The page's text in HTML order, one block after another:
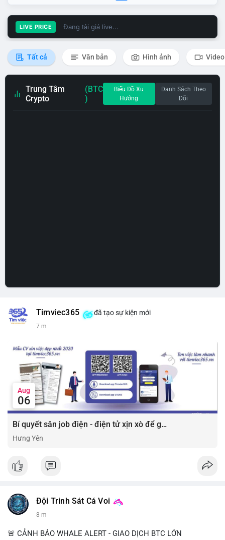
LIVE PRICE Đang tải giá live...
Tất cả Văn bản Hình ảnh Video
Trung Tâm
Crypto
(BTC
)
Biểu Đồ Xu
Hướng
Danh Sách Theo
Dõi
Timviec365 đã tạo sự kiện mới
7 m
Aug
06
Bí quyết săn job điện - điện tử xịn xò để gia tăng thu nhập ⚡
Hưng Yên
Đội Trinh Sát Cá Voi
8 m
🚨 CẢNH BÁO WHALE ALERT - GIAO DỊCH BTC LỚN